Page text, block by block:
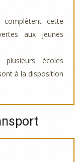
complètent cette
aux jeunes
plusieurs écoles
à la disposition